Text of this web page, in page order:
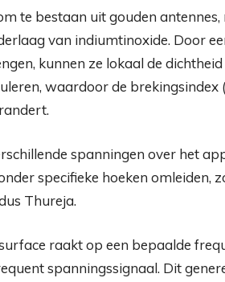
te bestaan ​​uit gouden antennes,
van indiumtinoxide. Door
kunnen ze lokaal de
waardoor de brekingsindex
spanningen over het
specifieke hoeken omleiden,
Thureja.
raakt op een bepaalde
spanningssignaal. Dit